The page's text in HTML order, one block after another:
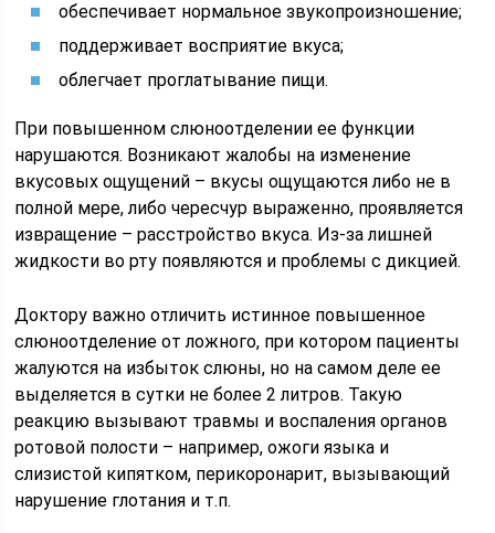
обеспечивает нормальное звукопроизношение;
поддерживает восприятие вкуса;
облегчает проглатывание пищи.
При повышенном слюноотделении ее функции
нарушаются. Возникают жалобы на изменение
вкусовых ощущений – вкусы ощущаются либо не в
полной мере, либо чересчур выраженно, проявляется
извращение – расстройство вкуса. Из-за лишней
жидкости во рту появляются и проблемы с дикцией.
Доктору важно отличить истинное повышенное
слюноотделение от ложного, при котором пациенты
жалуются на избыток слюны, но на самом деле ее
выделяется в сутки не более 2 литров. Такую
реакцию вызывают травмы и воспаления органов
ротовой полости – например, ожоги языка и
слизистой кипятком, перикоронарит, вызывающий
нарушение глотания и т.п.